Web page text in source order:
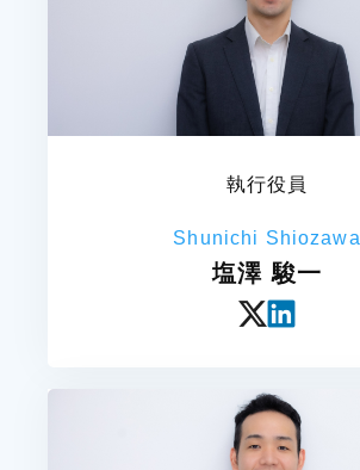
執行役員
Shunichi Shiozawa
塩澤 駿一